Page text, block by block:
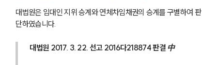
통합검색
업무사례
대법원은 임대인 지위 승계와 연체차임채권의 승계를 구별하여 판
단하였습니다.
대법원 2017. 3. 22. 선고 2016다218874 판결 中